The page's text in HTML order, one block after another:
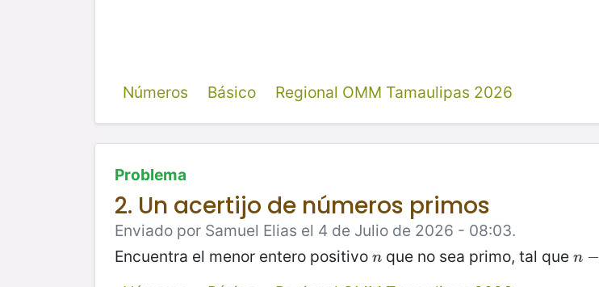
Números Básico Regional OMM Tamaulipas 2026
Problema
2. Un acertijo de números primos
Enviado por Samuel Elias el 4 de Julio de 2026 - 08:03.
Encuentra el menor entero positivo n
n que no sea primo, tal quen −
n−2